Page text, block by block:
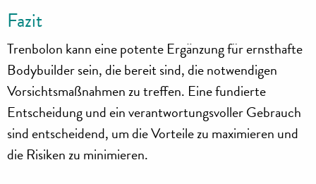
Fazit
Trenbolon kann eine potente Ergänzung für ernsthafte
Bodybuilder sein, die bereit sind, die notwendigen
Vorsichtsmaßnahmen zu treffen. Eine fundierte
Entscheidung und ein verantwortungsvoller Gebrauch
sind entscheidend, um die Vorteile zu maximieren und
die Risiken zu minimieren.